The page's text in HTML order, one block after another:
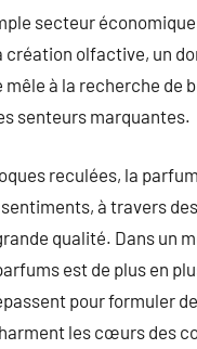
secteur
création olfactive, un
à la recherche de
senteurs marquantes.
reculées, la
à travers
qualité. Dans un
est de plus en
pour formuler
les cœurs des